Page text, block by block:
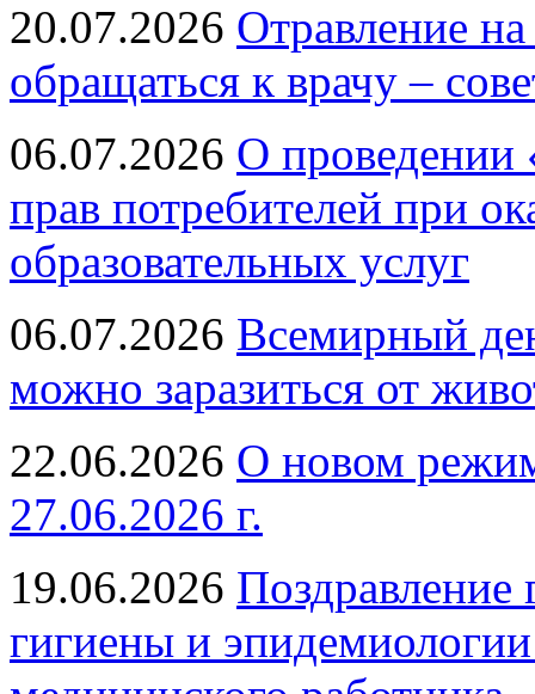
20.07.2026 Отравление
обращаться к врачу –
06.07.2026 О проведении
прав потребителей при
образовательных услуг
06.07.2026 Всемирный
можно заразиться от
22.06.2026 О новом
27.06.2026 г.
19.06.2026 Поздравление
гигиены и